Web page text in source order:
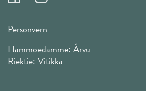
Personvern
Hammoedamme:Árvu
Riektie:Vitikka